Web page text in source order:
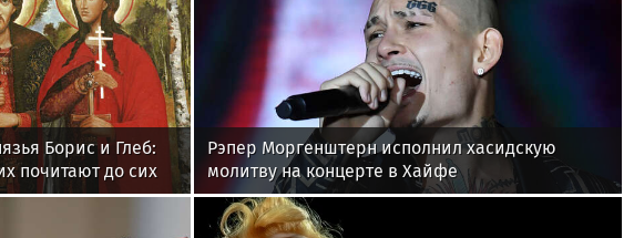
Борис и Глеб:
почитают до сих
Рэпер Моргенштерн исполнил хасидскую
молитву на концерте в Хайфе